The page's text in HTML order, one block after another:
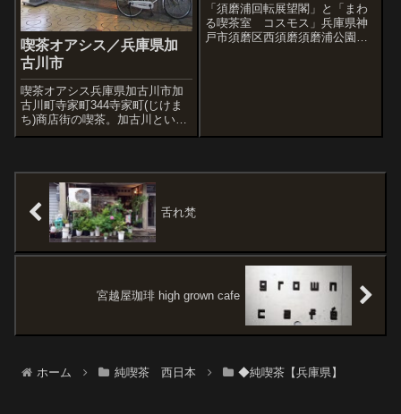
喫茶オアシス／兵庫県加
古川市
喫茶オアシス兵庫県加古川市加
古川町寺家町344寺家町(じけま
ち)商店街の喫茶。加古川という
街ははじめてでさっぱりわから
もあった。その中で、オアシス
さんに入り、コ－ヒーなひとと
きを。赤&...
「須磨浦回転展望閣」と「まわ
る喫茶室 コスモス」兵庫県神
戸市須磨区西須磨須磨浦公園駅
舌れ梵
宮越屋珈琲 high grown cafe
ホーム 純喫茶 西日本 ◆純喫茶【兵庫県】